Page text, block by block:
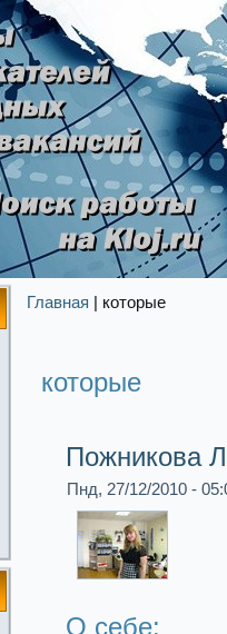
Главная | которые
которые
Пожникова
Пнд, 27/12/2010 -
О себе: